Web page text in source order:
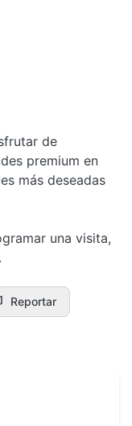
de
premium en
más deseadas
una visita,
Reportar